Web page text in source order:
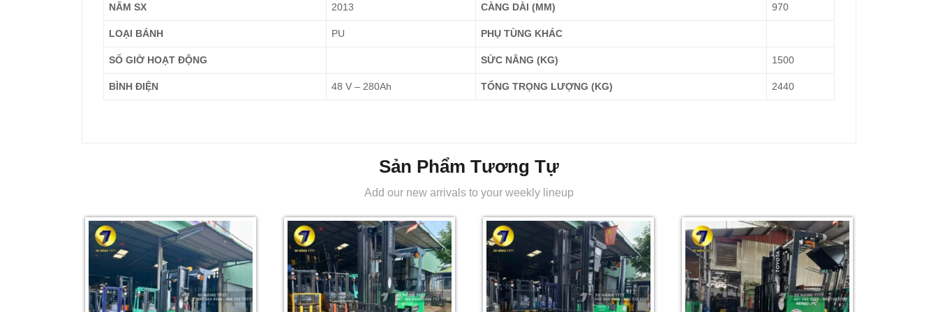
NĂM SX 2013 CÀNG DÀI (MM) 970
LOẠI BÁNH PU PHỤ TÙNG KHÁC
SỐ GIỜ HOẠT ĐỘNG SỨC NÂNG (KG) 1500
BÌNH ĐIỆN 48 V – 280Ah TỔNG TRỌNG LƯỢNG (KG) 2440
Sản Phẩm Tương Tự
Add our new arrivals to your weekly lineup